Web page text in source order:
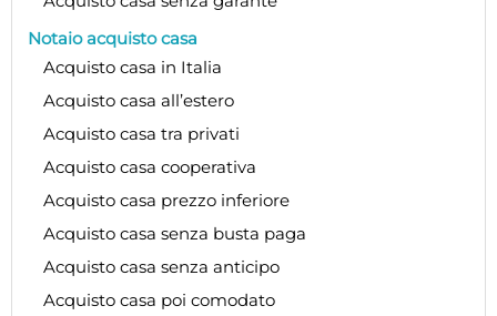
Notaio acquisto casa
Acquisto casa in Italia
Acquisto casa all’estero
Acquisto casa tra privati
Acquisto casa cooperativa
Acquisto casa prezzo inferiore
Acquisto casa senza busta paga
Acquisto casa senza anticipo
Acquisto casa poi comodato